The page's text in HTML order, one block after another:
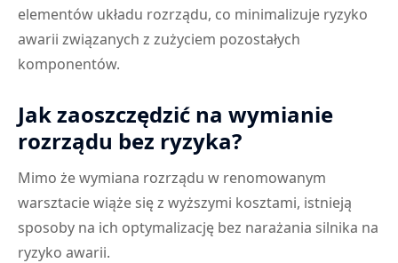
elementów układu rozrządu, co minimalizuje ryzyko
awarii związanych z zużyciem pozostałych
komponentów.
Jak zaoszczędzić na wymianie
rozrządu bez ryzyka?
Mimo że wymiana rozrządu w renomowanym
warsztacie wiąże się z wyższymi kosztami, istnieją
sposoby na ich optymalizację bez narażania silnika na
ryzyko awarii.